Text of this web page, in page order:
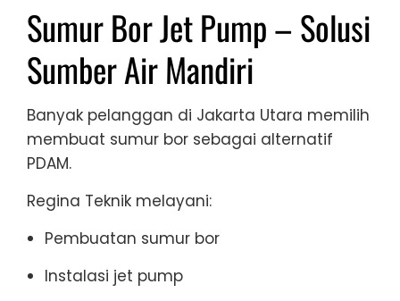
Sumur Bor Jet Pump – Solusi
Sumber Air Mandiri
Banyak pelanggan di Jakarta Utara memilih
membuat sumur bor sebagai alternatif
PDAM.
Regina Teknik melayani:
Pembuatan sumur bor
Instalasi jet pump